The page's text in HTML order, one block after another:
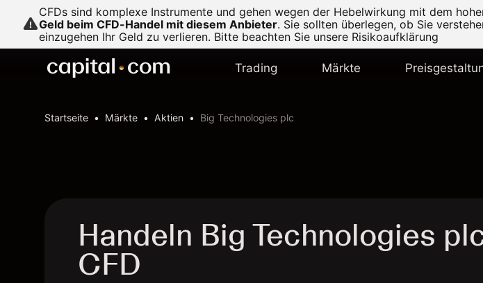
CFDs sind komplexe Instrumente und gehen wegen der Hebelwirkung mit dem
Geld beim CFD-Handel mit diesem Anbieter. Sie sollten überlegen, ob Sie
einzugehen Ihr Geld zu verlieren. Bitte beachten Sie unsere Risikoaufklärung
Trading Märkte
Startseite Märkte Aktien Big Technologies plc
Handeln Big Technologies
CFD